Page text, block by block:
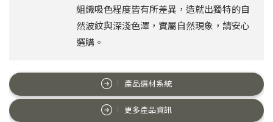
組織吸色程度皆有所差異，造就出獨特的自
然波紋與深淺色澤，實屬自然現象，請安心
選購。
產品選材系統
更多產品資訊